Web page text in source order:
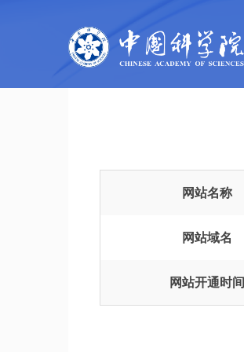
网站名称
网站域名
网站开通时间